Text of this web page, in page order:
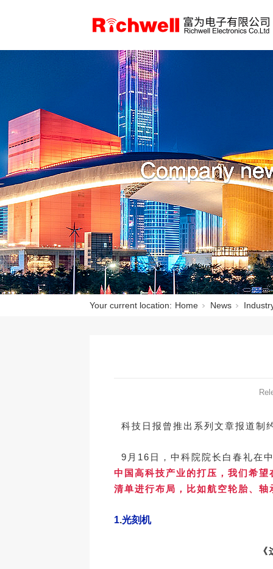
Your current location: Home News
科技日报曾推出系列文章报道制
9月16日，中科院院长白春礼在
中国高科技产业的打压，我们希
清单进行布局，比如航空轮胎、
1.光刻机